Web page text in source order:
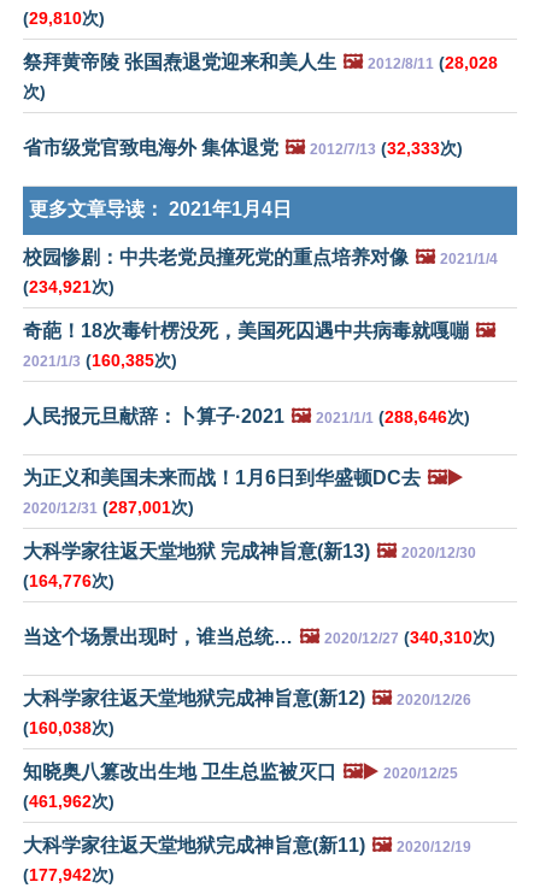
(29,810次)
祭拜黄帝陵 张国焘退党迎来和美人生 🖼️ 2012/8/11 (28,028
次)
省市级党官致电海外 集体退党 🖼️ 2012/7/13 (32,333次)
更多文章导读： 2021年1月4日
校园惨剧：中共老党员撞死党的重点培养对像 🖼️ 2021/1/4
(234,921次)
奇葩！18次毒针楞没死，美国死囚遇中共病毒就嘎嘣 🖼️
2021/1/3 (160,385次)
人民报元旦献辞：卜算子·2021 🖼️ 2021/1/1 (288,646次)
为正义和美国未来而战！1月6日到华盛顿DC去 🖼️▶️
2020/12/31 (287,001次)
大科学家往返天堂地狱 完成神旨意(新13) 🖼️ 2020/12/30
(164,776次)
当这个场景出现时，谁当总统… 🖼️ 2020/12/27 (340,310次)
大科学家往返天堂地狱完成神旨意(新12) 🖼️ 2020/12/26
(160,038次)
知晓奥八篡改出生地 卫生总监被灭口 🖼️▶️ 2020/12/25
(461,962次)
大科学家往返天堂地狱完成神旨意(新11) 🖼️ 2020/12/19
(177,942次)